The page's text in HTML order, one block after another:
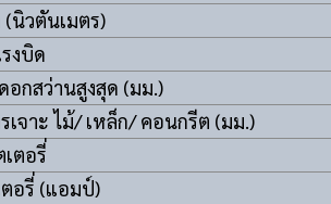
(นิวตันเมตร)
งบิด
กสว่านสูงสุด (มม.)
เจาะ ไม้/ เหล็ก/ คอนกรีต (มม.)
ตอรี่
อรี่ (แอมป์)